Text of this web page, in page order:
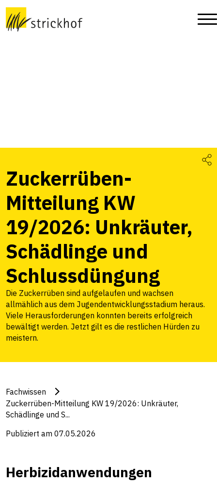
Zuckerrüben-
Mitteilung KW
19/2026: Unkräuter,
Schädlinge und
Schlussdüngung
Die Zuckerrüben sind aufgelaufen und wachsen
allmählich aus dem Jugendentwicklungsstadium heraus.
Viele Herausforderungen konnten bereits erfolgreich
bewältigt werden. Jetzt gilt es die restlichen Hürden zu
meistern.
Fachwissen
Zuckerrüben-Mitteilung KW 19/2026: Unkräuter,
Schädlinge und S...
Publiziert am 07.05.2026
Herbizidanwendungen